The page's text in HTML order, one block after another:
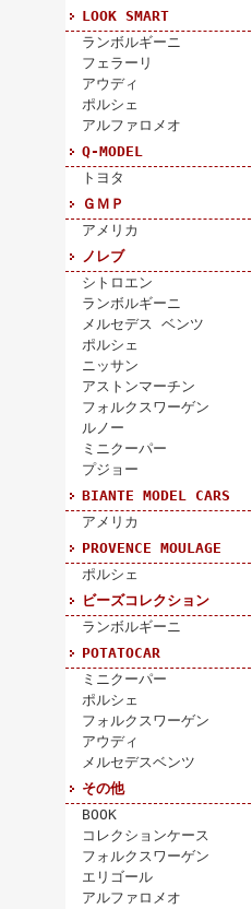
LOOK SMART
ランボルギーニ
フェラーリ
アウディ
ポルシェ
アルファロメオ
Q-MODEL
トヨタ
ＧＭＰ
アメリカ
ノレブ
シトロエン
ランボルギーニ
メルセデス ベンツ
ポルシェ
ニッサン
アストンマーチン
フォルクスワーゲン
ルノー
ミニクーパー
プジョー
BIANTE MODEL CARS
アメリカ
PROVENCE MOULAGE
ポルシェ
ビーズコレクション
ランボルギーニ
POTATOCAR
ミニクーパー
ポルシェ
フォルクスワーゲン
アウディ
メルセデスベンツ
その他
BOOK
コレクションケース
フォルクスワーゲン
エリゴール
アルファロメオ